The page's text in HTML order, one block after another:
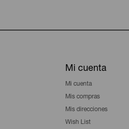
Mi cuenta
Mi cuenta
Mis compras
Mis direcciones
Wish List